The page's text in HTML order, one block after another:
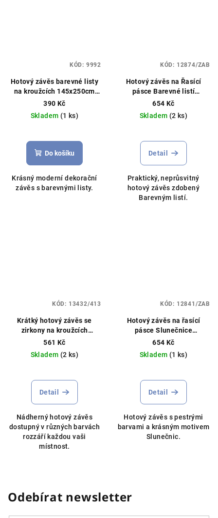
Hotový závěs barevné listy
na kroužcích 145x250cm
šedý
390 Kč
Skladem (1 ks)
Do košíku
Krásný moderní dekorační
závěs s barevnými listy.
KÓD: 9992
Hotový závěs na Řasící
pásce Barevné listí
250x140cm bílý
654 Kč
Skladem (2 ks)
Detail
Praktický, neprůsvitný
hotový závěs zdobený
Barevným listí.
KÓD: 12874/ZAB
Krátký hotový závěs se
zirkony na kroužcích
140x160cm různé barvy
561 Kč
Skladem (2 ks)
Detail
Nádherný hotový závěs
dostupný v různých barvách
rozzáří každou vaši
místnost.
KÓD: 13432/413
Hotový závěs na řasící
pásce Slunečnice
250x140cm bílá POSLEDNÍ
KUS!!
654 Kč
Skladem (1 ks)
Detail
Hotový závěs s pestrými
barvami a krásným motivem
Slunečnic.
KÓD: 12841/ZAB
Odebírat newsletter